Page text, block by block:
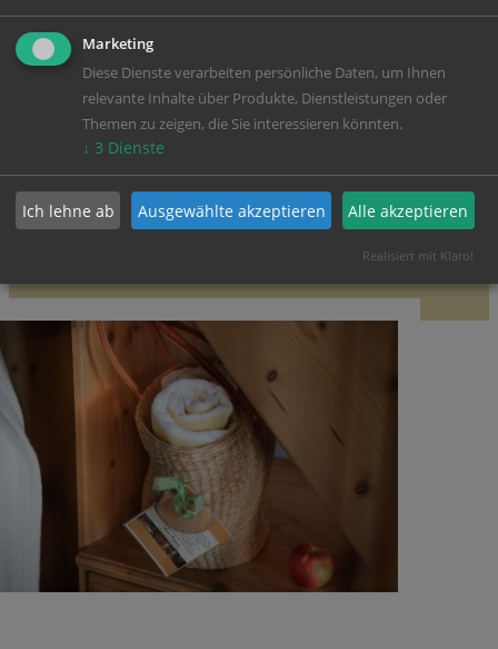
Hotelrechnung - Übernachtung mit Halbpension- Ihrer
Freunde) den wir bei Ihrem nächsten Hauserbauer-Aufenthalt
gutschreiben.
Gültig ist die Weiterempfehlung nur für neue Gäste bei
Direktbuchung und einem Mindestaufenthalt von 3 Nächten
für 2 Personen. Die von Ihnen empfohlenen Gäste erhalten von
uns ein kleines Freundschaftsgeschenk bei ihrer Ankunft.
Marketing
Diese Dienste verarbeiten persönliche Daten, um Ihnen
relevante Inhalte über Produkte, Dienstleistungen oder
Themen zu zeigen, die Sie interessieren könnten.
↓ 3 Dienste
Ich lehne ab Ausgewählte akzeptieren Alle akzeptieren
Realisiert mit Klaro!